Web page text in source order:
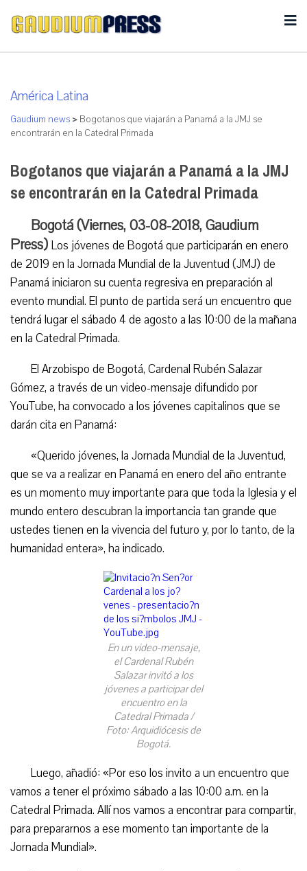
América Latina
Gaudium news > Bogotanos que viajarán a Panamá a la JMJ se
encontrarán en la Catedral Primada
Bogotanos que viajarán a Panamá a la JMJ
se encontrarán en la Catedral Primada
Bogotá (Viernes, 03-08-2018, Gaudium
Press) Los jóvenes de Bogotá que participarán en enero
de 2019 en la Jornada Mundial de la Juventud (JMJ) de
Panamá iniciaron su cuenta regresiva en preparación al
evento mundial. El punto de partida será un encuentro que
tendrá lugar el sábado 4 de agosto a las 10:00 de la mañana
en la Catedral Primada.
El Arzobispo de Bogotá, Cardenal Rubén Salazar
Gómez, a través de un video-mensaje difundido por
YouTube, ha convocado a los jóvenes capitalinos que se
darán cita en Panamá:
«Querido jóvenes, la Jornada Mundial de la Juventud,
que se va a realizar en Panamá en enero del año entrante
es un momento muy importante para que toda la Iglesia y el
mundo entero descubran la importancia tan grande que
ustedes tienen en la vivencia del futuro y, por lo tanto, de la
humanidad entera», ha indicado.
En un video-mensaje,
el Cardenal Rubén
Salazar invitó a los
jóvenes a participar del
encuentro en la
Catedral Primada /
Foto: Arquidiócesis de
Bogotá.
Luego, añadió: «Por eso los invito a un encuentro que
vamos a tener el próximo sábado a las 10:00 a.m. en la
Catedral Primada. Allí nos vamos a encontrar para compartir,
para prepararnos a ese momento tan importante de la
Jornada Mundial».